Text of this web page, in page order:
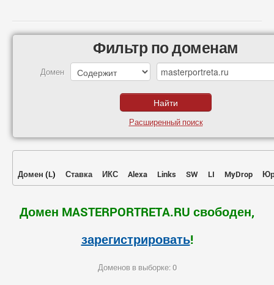
Фильтр по доменам
Домен
Расширенный поиск
Домен (L) Ставка ИКС Alexa Links SW LI MyDrop
Домен MASTERPORTRETA.RU свободен,
зарегистрировать!
Доменов в выборке: 0